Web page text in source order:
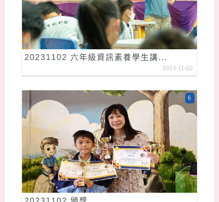
20231102 六年級資訊素養學生講...
2023-11-02
6